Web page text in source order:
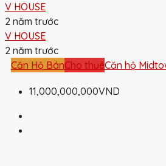
V HOUSE
2 năm trước
V HOUSE
2 năm trước
Căn Hộ BánCho thuêCăn hộ
11,000,000,000VND